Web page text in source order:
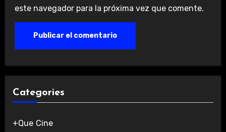
este navegador para la próxima vez que comente.
Categories
+Que Cine